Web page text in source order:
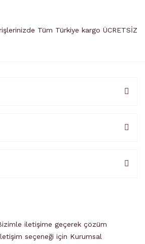
Tüm Türkiye kargo ÜCRETSİZ
iletişime geçerek çözüm
seçeneği için Kurumsal